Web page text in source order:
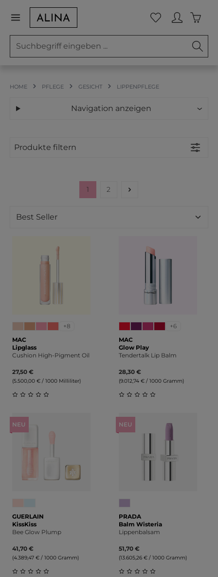
Zum Hauptinhalt springen Du hast 0
HOME PFLEGE GESICHT LIPPENPFLEGE
Navigation anzeigen
Produkte filtern
Seite
1 Seite
2
+8
MAC
Lipglass
Cushion High-Pigment Oil
27,50 €
(5.500,00 € / 1000 Milliliter)
+6
MAC
Glow Play
Tendertalk Lip Balm
28,30 €
(9.012,74 € / 1000 Gramm)
NEU
GUERLAIN
KissKiss
Bee Glow Plump
41,70 €
(4.389,47 € / 1000 Gramm)
NEU
PRADA
Balm Wisteria
Lippenbalsam
51,70 €
(13.605,26 € / 1000 Gramm)